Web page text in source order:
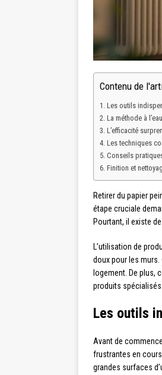
Contenu de
Les outils
La méthode à
L’efficacité
Les techniques
Conseils
Finition et
Retirer du papier
étape cruciale
Pourtant, il existe
L’utilisation de
doux pour les
logement. De plus,
produits spécialisés
Les outils
Avant de
frustrantes en
grandes surfaces